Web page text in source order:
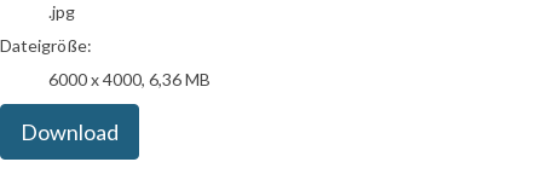
.jpg
Dateigröße:
6000 x 4000, 6,36 MB
Download